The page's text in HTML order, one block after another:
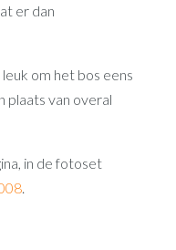
er dan
om het bos eens
plaats van overal
in de fotoset
.